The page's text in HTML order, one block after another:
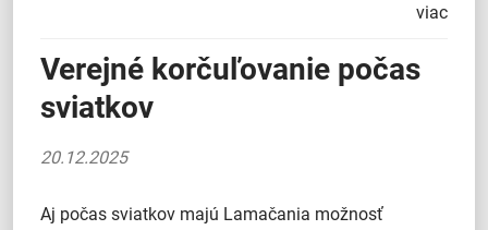
viac
Verejné korčuľovanie počas
sviatkov
20.12.2025
Aj počas sviatkov majú Lamačania možnosť